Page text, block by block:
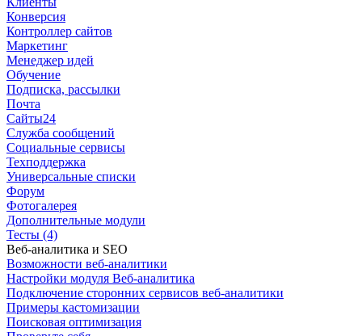
Конверсия
Контроллер сайтов
Маркетинг
Менеджер идей
Обучение
Подписка, рассылки
Почта
Сайты24
Служба сообщений
Социальные сервисы
Техподдержка
Универсальные списки
Форум
Фотогалерея
Дополнительные модули
Тесты (4)
Веб-аналитика и SEO
Возможности веб-аналитики
Настройки модуля Веб-аналитика
Подключение сторонних сервисов веб-аналитики
Примеры кастомизации
Поисковая оптимизация